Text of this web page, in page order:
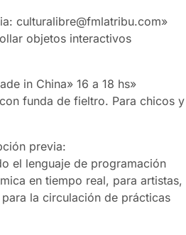
culturalibre@fmlatribu.com»
objetos interactivos
in China» 16 a 18 hs»
funda de fieltro. Para chicos y
previa:
el lenguaje de programación
en tiempo real, para artistas,
la circulación de prácticas